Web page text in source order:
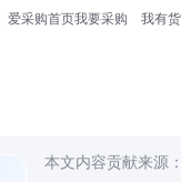
爱采购首页我要采购 我有
本文内容贡献来源：